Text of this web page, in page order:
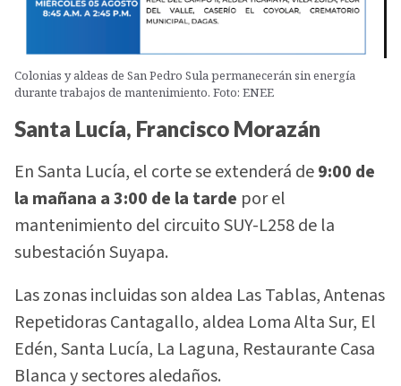
Colonias y aldeas de San Pedro Sula permanecerán sin energía
durante trabajos de mantenimiento. Foto: ENEE
Santa Lucía, Francisco Morazán
En Santa Lucía, el corte se extenderá de9:00 de
la mañana a 3:00 de la tarde por el
mantenimiento del circuito SUY-L258 de la
subestación Suyapa.
Las zonas incluidas son aldea Las Tablas, Antenas
Repetidoras Cantagallo, aldea Loma Alta Sur, El
Edén, Santa Lucía, La Laguna, Restaurante Casa
Blanca y sectores aledaños.